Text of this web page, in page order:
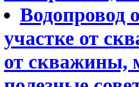
Водопровод
участке от
от скважины,